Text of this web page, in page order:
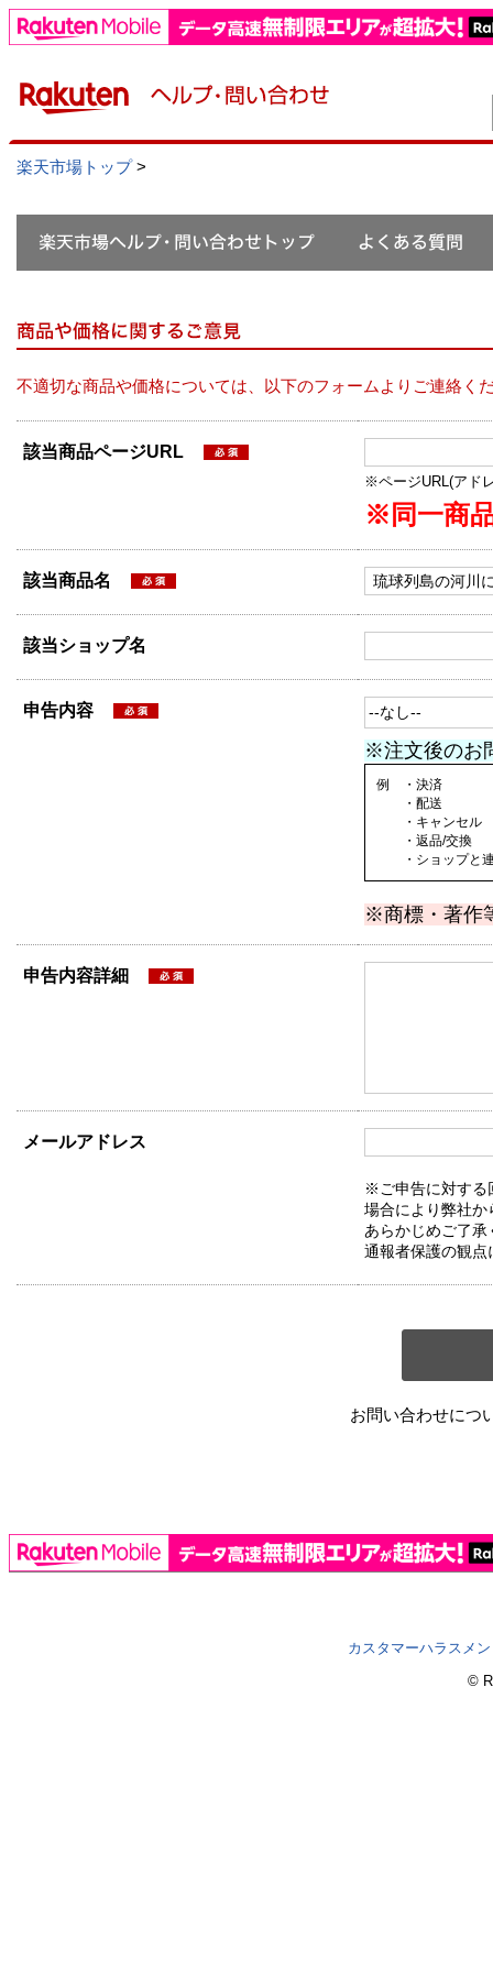
楽天市場トップ>
不適切な商品や価格については、以下のフォームよりご連絡く
該当商品ページURL
※ページURL(アド
※同一商
該当商品名
該当ショップ名
申告内容
※注文後のお
例 ・決済
・配送
・キャンセル
・返品/交換
・ショップと連
※商標・著作
申告内容詳細
メールアドレス
※ご申告に対する
場合により弊社か
あらかじめご了承
通報者保護の観点
お問い合わせにつ
カスタマーハラスメ
©